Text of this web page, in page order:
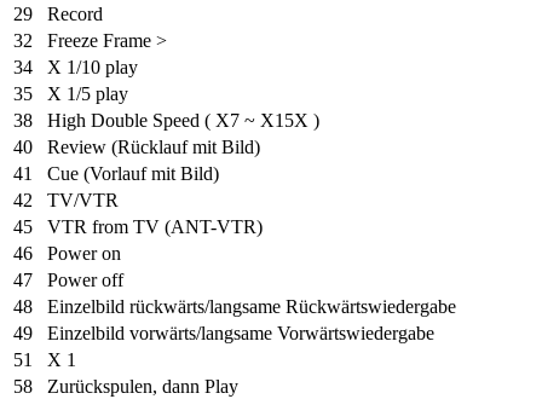
29
Record
32
Freeze Frame >
34
X 1/10 play
35
X 1/5 play
38
High Double Speed ( X7 ~ X15X )
40
Review (Rücklauf mit Bild)
41
Cue (Vorlauf mit Bild)
42
TV/VTR
45
VTR from TV (ANT-VTR)
46
Power on
47
Power off
48
Einzelbild rückwärts/langsame Rückwärtswiedergabe
49
Einzelbild vorwärts/langsame Vorwärtswiedergabe
51
X 1
58
Zurückspulen, dann Play